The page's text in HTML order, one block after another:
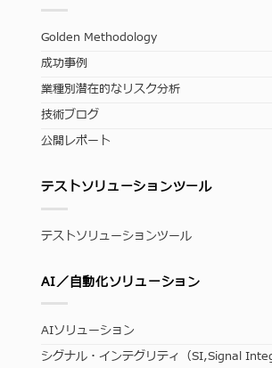
Golden Methodology
成功事例
業種別潜在的なリスク分析
技術ブログ
公開レポート
テストソリューションツール
テストソリューションツール
AI／自動化ソリューション
AIソリューション
シグナル・インテグリティ（SI,Signal